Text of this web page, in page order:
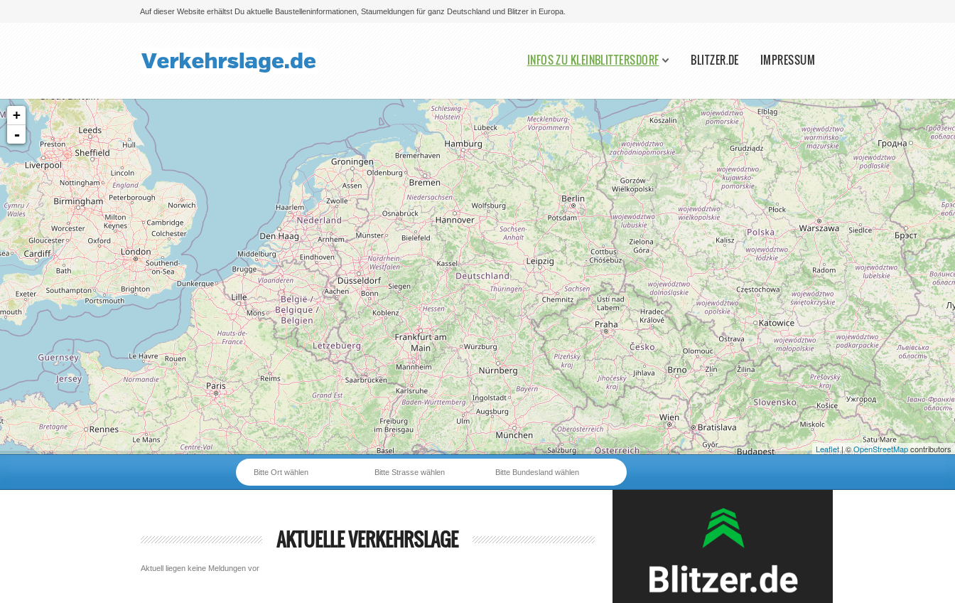
Auf dieser Website erhältst Du aktuelle Baustelleninformationen, Staumeldungen für ganz Deutschland und Blitzer in Europa.
Bitte auswählen
INFOS ZU KLEINBLITTERSDORF BLITZER.DE IMPRESSUM
+
-
Leaflet| ©OpenStreetMapcontributors
Bitte Bundesland wählen
Bitte Strasse wählen
Bitte Ort wählen
AKTUELLE VERKEHRSLAGE
Aktuell liegen keine Meldungen vor